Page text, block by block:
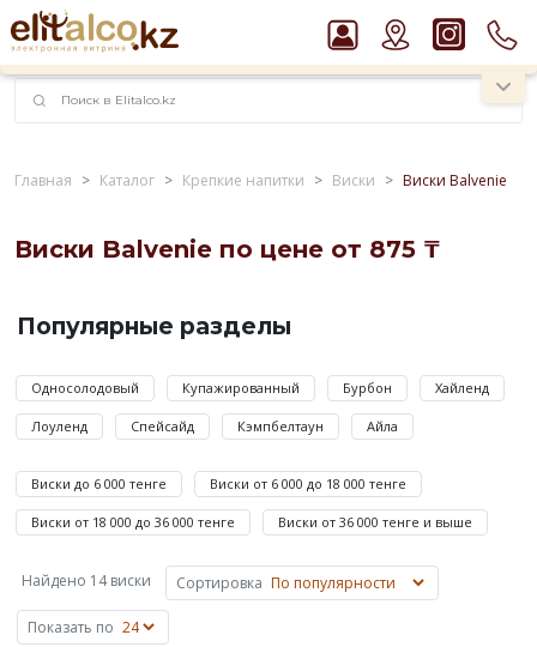
наименований!
instagram.com/rojo.kz
Пиво Guinness Draught 4,2% Can
Виски Talisker 10 YO Malt 45,8% in Box
Главная Каталог Крепкие напитки Виски Виски Balvenie
Виски Balvenie по цене от 875 ₸
Balvenie
цене
от
875
4
675
₸
—
Американский
Популярные разделы
Односолодовый Купажированный Бурбон Хайленд
Лоуленд Спейсайд Кэмпбелтаун Айла
Виски до 6 000 тенге Виски от 6 000 до 18 000 тенге
Виски от 18 000 до 36 000 тенге Виски от 36 000 тенге и выше
Найдено 14 виски Сортировка
Показать по